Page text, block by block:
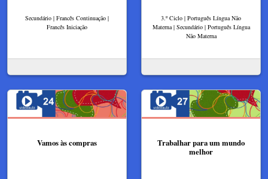
Secundário | Francês Continuação |
Francês Iniciação
3.º Ciclo | Português Língua Não
Materna | Secundário | Português Língua
Não Materna
Vamos às compras
Trabalhar para um mundo
melhor